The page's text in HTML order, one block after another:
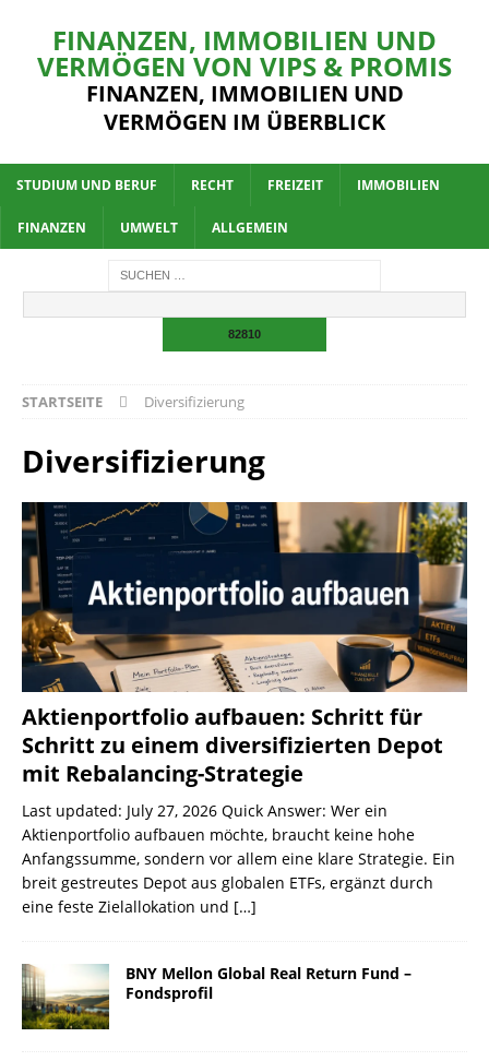
FINANZEN, IMMOBILIEN UND
VERMÖGEN VON VIPS & PROMIS
FINANZEN, IMMOBILIEN UND
VERMÖGEN IM ÜBERBLICK
STUDIUM UND BERUF RECHT FREIZEIT IMMOBILIEN
FINANZEN UMWELT ALLGEMEIN
STARTSEITE Diversifizierung
Diversifizierung
Aktienportfolio aufbauen: Schritt für
Schritt zu einem diversifizierten Depot
mit Rebalancing-Strategie
Last updated: July 27, 2026 Quick Answer: Wer ein
Aktienportfolio aufbauen möchte, braucht keine hohe
Anfangssumme, sondern vor allem eine klare Strategie. Ein
breit gestreutes Depot aus globalen ETFs, ergänzt durch
eine feste Zielallokation und […]
BNY Mellon Global Real Return Fund –
Fondsprofil